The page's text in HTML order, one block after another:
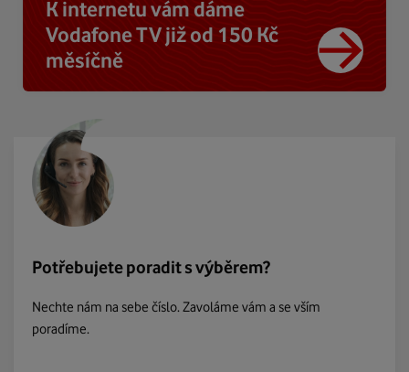
K internetu vám dáme
Vodafone TV již od 150 Kč
měsíčně
Potřebujete poradit s výběrem?
Nechte nám na sebe číslo. Zavoláme vám a se vším
poradíme.